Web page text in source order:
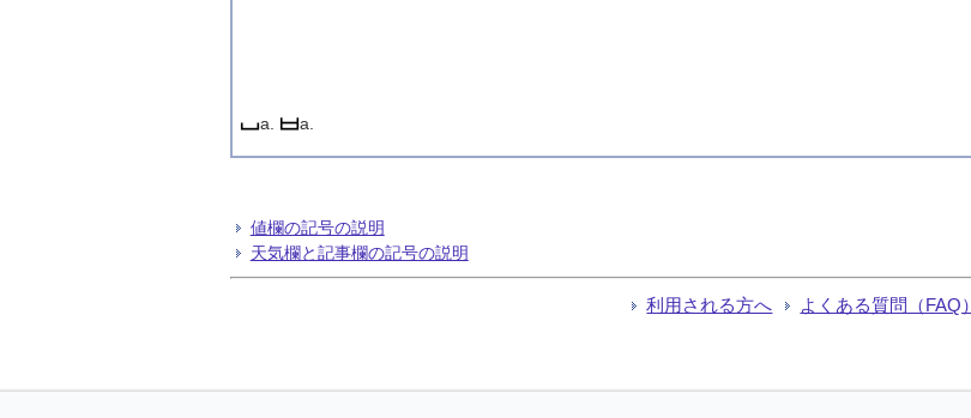
a. a.
値欄の記号の説明
天気欄と記事欄の記号の説明
利用される方へ よくある質問（FAQ）